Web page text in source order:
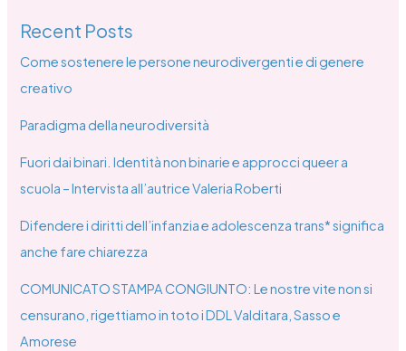
Recent Posts
Come sostenere le persone neurodivergenti e di genere
creativo
Paradigma della neurodiversità
Fuori dai binari. Identità non binarie e approcci queer a
scuola – Intervista all’autrice Valeria Roberti
Difendere i diritti dell’infanzia e adolescenza trans* significa
anche fare chiarezza
COMUNICATO STAMPA CONGIUNTO: Le nostre vite non si
censurano, rigettiamo in toto i DDL Valditara, Sasso e
Amorese